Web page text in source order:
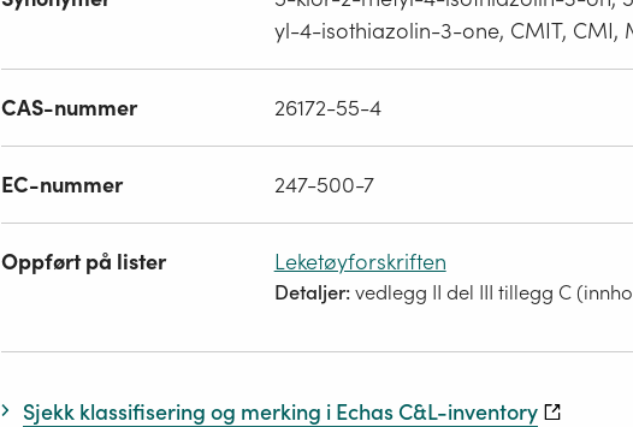
yl-4-isothiazolin-3-one, CMIT, CMI,
CAS-nummer 26172-55-4
EC-nummer 247-500-7
Oppført på lister Leketøyforskriften
Detaljer:vedlegg II del III tillegg C
Sjekk klassifisering og merking i Echas C&L-inventory